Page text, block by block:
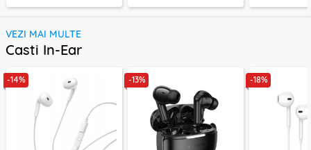
VEZI MAI MULTE
Casti In-Ear
-14% -13% -18%